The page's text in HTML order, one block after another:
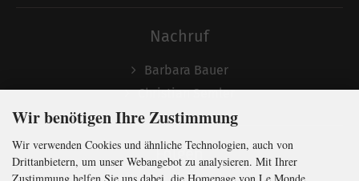
Nachruf
Barbara Bauer
Christian Semler
Folgen
Wir benötigen Ihre Zustimmung
Wir verwenden Cookies und ähnliche Technologien, auch von
Drittanbietern, um unser Webangebot zu analysieren. Mit Ihrer